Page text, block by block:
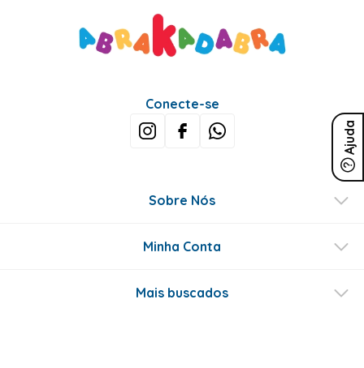
Ajuda
Conecte-se
Sobre Nós
Minha Conta
Mais buscados